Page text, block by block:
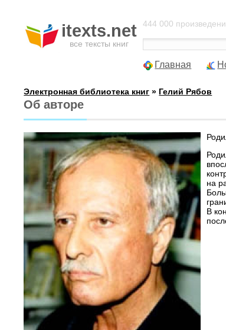
itexts.net
все тексты книг
444 000
Главная
Электронная библиотека книг » Гелий Рябов
Об авторе
на
В